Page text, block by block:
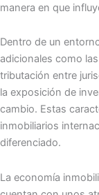
manera en que
Dentro de un
adicionales como
tributación entre
la exposición de
cambio. Estas
inmobiliarios
diferenciado.
La economía